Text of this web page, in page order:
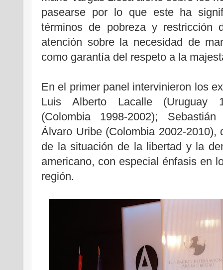
pasearse por lo que este ha
términos de pobreza y
atención sobre la necesidad de
como garantía del respeto a la
En el primer panel intervinieron los
Luis Alberto Lacalle (Uruguay
(Colombia 1998-2002);
Álvaro Uribe (Colombia 2002-2010),
de la situación de la libertad y la
americano, con especial énfasis en
región.